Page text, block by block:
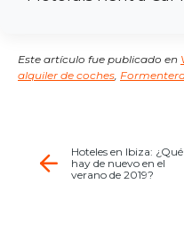
Este artículo fue publicado en
alquiler de coches,
Hoteles en Ibiza: ¿Qué
hay de nuevo en el
verano de 2019?